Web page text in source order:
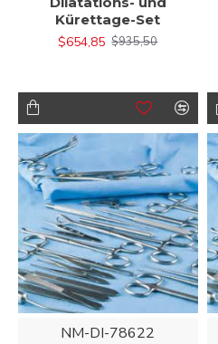
Kürettage-Set
$654,85 $935,50
NM-DI-78622